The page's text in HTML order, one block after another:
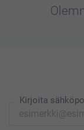
Kirjoita